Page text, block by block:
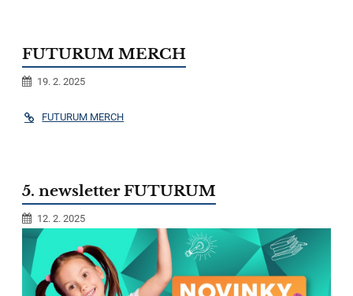
FUTURUM MERCH
19. 2. 2025
FUTURUM MERCH
5. newsletter FUTURUM
12. 2. 2025